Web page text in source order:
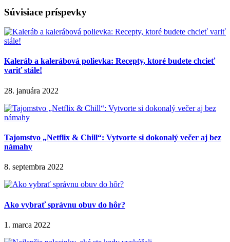
Súvisiace príspevky
Kaleráb a kalerábová polievka: Recepty, ktoré budete chcieť
variť stále!
28. januára 2022
Tajomstvo „Netflix & Chill“: Vytvorte si dokonalý večer aj bez
námahy
8. septembra 2022
Ako vybrať správnu obuv do hôr?
1. marca 2022